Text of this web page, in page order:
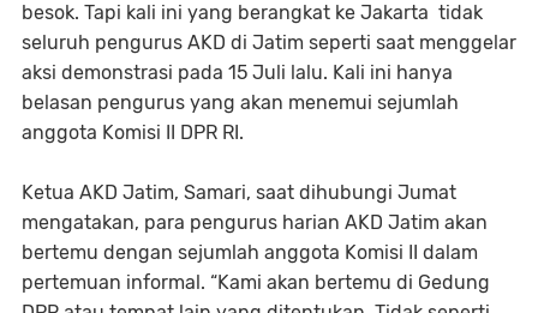
besok. Tapi kali ini yang berangkat ke Jakarta tidak
seluruh pengurus AKD di Jatim seperti saat menggelar
aksi demonstrasi pada 15 Juli lalu. Kali ini hanya
belasan pengurus yang akan menemui sejumlah
anggota Komisi II DPR RI.
Ketua AKD Jatim, Samari, saat dihubungi Jumat
mengatakan, para pengurus harian AKD Jatim akan
bertemu dengan sejumlah anggota Komisi II dalam
pertemuan informal. “Kami akan bertemu di Gedung